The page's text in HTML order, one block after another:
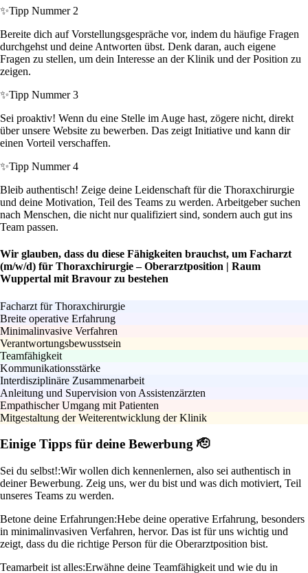
✨Tipp Nummer 2
Bereite dich auf Vorstellungsgespräche vor, indem du häufige Fragen
durchgehst und deine Antworten übst. Denk daran, auch eigene
Fragen zu stellen, um dein Interesse an der Klinik und der Position zu
zeigen.
✨Tipp Nummer 3
Sei proaktiv! Wenn du eine Stelle im Auge hast, zögere nicht, direkt
über unsere Website zu bewerben. Das zeigt Initiative und kann dir
einen Vorteil verschaffen.
✨Tipp Nummer 4
Bleib authentisch! Zeige deine Leidenschaft für die Thoraxchirurgie
und deine Motivation, Teil des Teams zu werden. Arbeitgeber suchen
nach Menschen, die nicht nur qualifiziert sind, sondern auch gut ins
Team passen.
Wir glauben, dass du diese Fähigkeiten brauchst, um Facharzt
(m/w/d) für Thoraxchirurgie – Oberarztposition | Raum
Wuppertal mit Bravour zu bestehen
Facharzt für Thoraxchirurgie
Breite operative Erfahrung
Minimalinvasive Verfahren
Verantwortungsbewusstsein
Teamfähigkeit
Kommunikationsstärke
Interdisziplinäre Zusammenarbeit
Anleitung und Supervision von Assistenzärzten
Empathischer Umgang mit Patienten
Mitgestaltung der Weiterentwicklung der Klinik
Einige Tipps für deine Bewerbung 🫡
Sei du selbst!:Wir wollen dich kennenlernen, also sei authentisch in
deiner Bewerbung. Zeig uns, wer du bist und was dich motiviert, Teil
unseres Teams zu werden.
Betone deine Erfahrungen:Hebe deine operative Erfahrung, besonders
in minimalinvasiven Verfahren, hervor. Das ist für uns wichtig und
zeigt, dass du die richtige Person für die Oberarztposition bist.
Teamarbeit ist alles:Erwähne deine Teamfähigkeit und wie du in